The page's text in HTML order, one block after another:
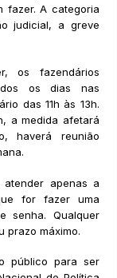
fazer. A categoria
judicial, a greve
os fazendários
os dias nas
das 11h às 13h.
a medida afetará
haverá reunião
atender apenas a
for fazer uma
senha. Qualquer
prazo máximo.
público para ser